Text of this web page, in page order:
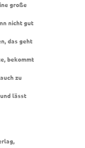
große
nicht gut
das geht
bekommt
zu
lässt